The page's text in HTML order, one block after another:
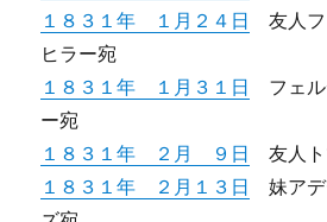
１８３１年 １月２４日
友人フ
ヒラー宛
１８３１年 １月３１日
フェル
ー宛
１８３１年 ２月 ９日
友人ト
１８３１年 ２月１３日
妹アデ